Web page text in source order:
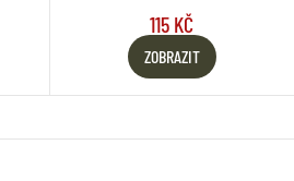
115 KČ
ZOBRAZIT